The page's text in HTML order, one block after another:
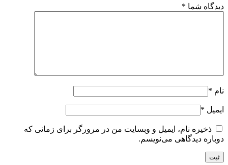
دیدگاه شما *
نام *
ایمیل *
ذخیره نام، ایمیل و وبسایت من در مرورگر برای زمانی که
دوباره دیدگاهی می‌نویسم.